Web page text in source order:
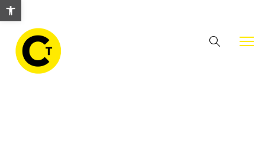
Abrir barra de herramientas